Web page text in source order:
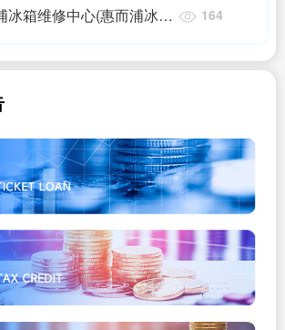
冰箱维修中心(惠而浦冰箱
164